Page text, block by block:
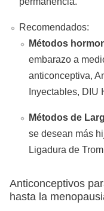
Recomendados:
Métodos
embarazo a
anticonceptiva,
Inyectables, DIU
Métodos de
se desean más
Ligadura de
Anticonceptivos
hasta la